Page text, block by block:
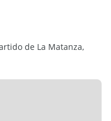
vinoteca de
y baulera, ambos con
de La Matanza,